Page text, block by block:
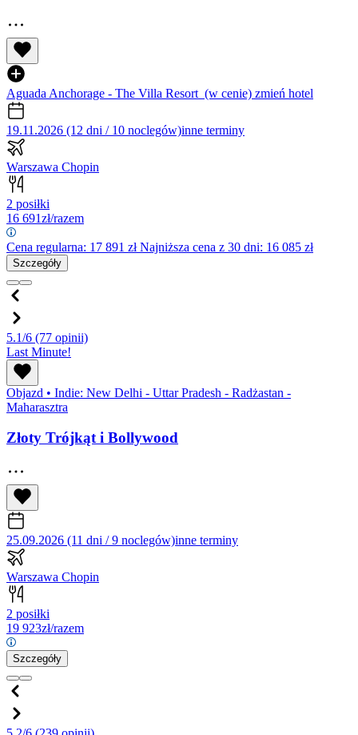
Aguada Anchorage - The Villa Resort (w cenie) zmień hotel
19.11.2026 (12 dni / 10 noclegów)inne terminy
Warszawa Chopin
2 posiłki
16 691zł/razem
Cena regularna: 17 891 złNajniższa cena z 30 dni: 16 085 zł
Szczegóły
5.1/6 (77 opinii)
Last Minute!
Objazd • Indie: New Delhi - Uttar Pradesh - Radżastan -
Maharasztra
Złoty Trójkąt i Bollywood
25.09.2026 (11 dni / 9 noclegów)inne terminy
Warszawa Chopin
2 posiłki
19 923zł/razem
Szczegóły